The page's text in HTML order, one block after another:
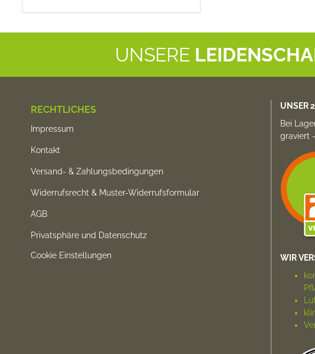
UNSERE
RECHTLICHES
Impressum
Kontakt
Versand- & Zahlungsbedingungen
Widerrufsrecht & Muster-Widerrufsformular
AGB
Privatsphäre und Datenschutz
Cookie Einstellungen
UNSER
Bei
graviert
WIR